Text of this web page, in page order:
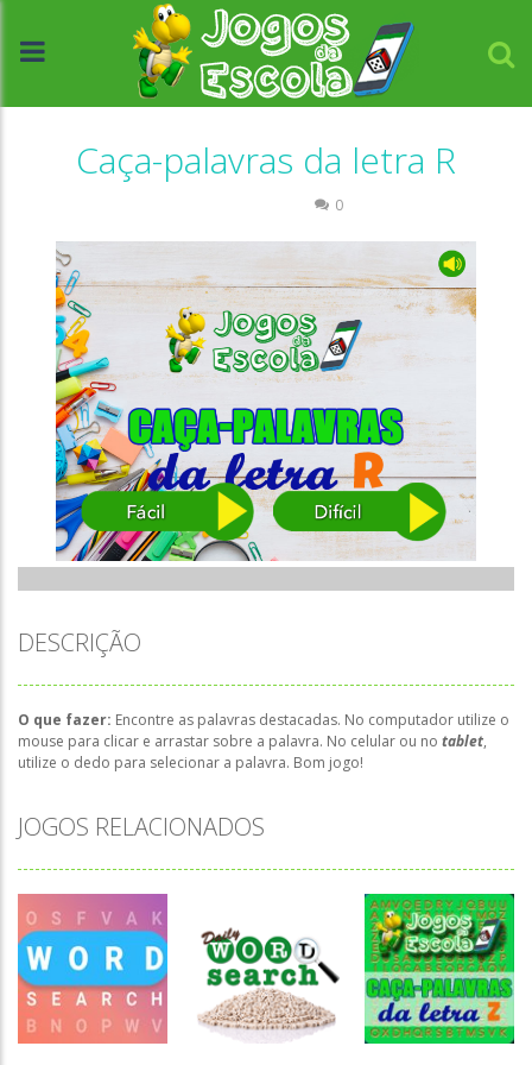
Caça-palavras da letra R
0
DESCRIÇÃO
O que fazer: Encontre as palavras destacadas. No computador utilize o
mouse para clicar e arrastar sobre a palavra. No celular ou no tablet,
utilize o dedo para selecionar a palavra. Bom jogo!
JOGOS RELACIONADOS